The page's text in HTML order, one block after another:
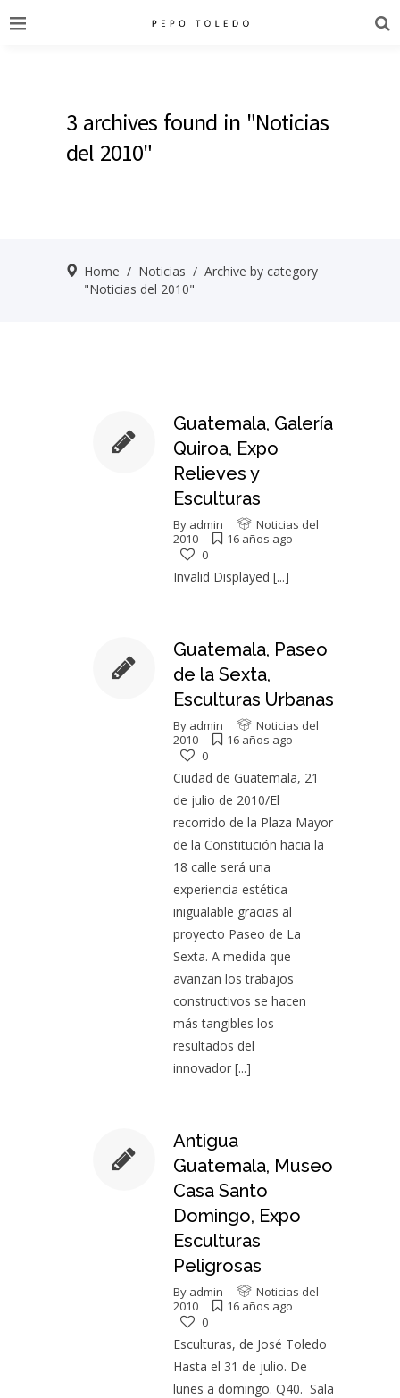
3 archives found in "Noticias
del 2010"
Home / Noticias / Archive by category
"Noticias del 2010"
Guatemala, Galería
Quiroa, Expo
Relieves y
Esculturas
By admin
Noticias del
2010
16 años ago
0
Invalid Displayed [...]
Guatemala, Paseo
de la Sexta,
Esculturas Urbanas
By admin
Noticias del
2010
16 años ago
0
Ciudad de Guatemala, 21
de julio de 2010/El
recorrido de la Plaza Mayor
de la Constitución hacia la
18 calle será una
experiencia estética
inigualable gracias al
proyecto Paseo de La
Sexta. A medida que
avanzan los trabajos
constructivos se hacen
más tangibles los
resultados del
innovador [...]
Antigua
Guatemala, Museo
Casa Santo
Domingo, Expo
Esculturas
Peligrosas
By admin
Noticias del
2010
16 años ago
0
Esculturas, de José Toledo
Hasta el 31 de julio. De
lunes a domingo. Q40. Sala